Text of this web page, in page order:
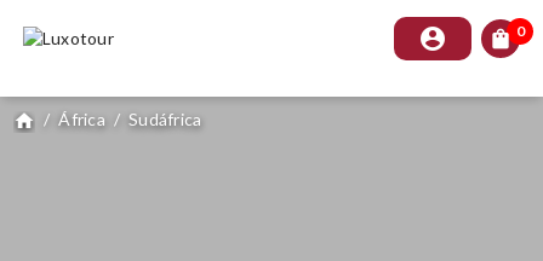
account_circle shopping_bag 0
home / África / Sudáfrica